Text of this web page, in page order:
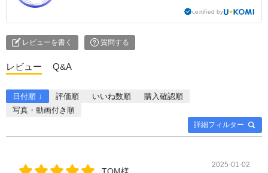
certified by
レビューを書く 質問する
レビュー Q&A
詳細フィルター
日付順 ↓ 評価順 いいね数順
購入確認順
写真・動画付き順
2025-01-02